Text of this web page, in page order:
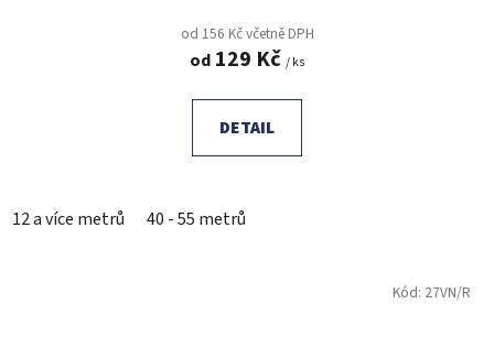
od 156 Kč včetně DPH
od 129 Kč / ks
DETAIL
12 a více metrů 40 - 55 metrů
Kód: 27VN/R